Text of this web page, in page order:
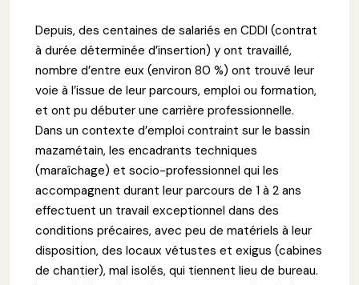
Depuis, des centaines de salariés en CDDI (contrat
à durée déterminée d’insertion) y ont travaillé,
nombre d’entre eux (environ 80 %) ont trouvé leur
voie à l’issue de leur parcours, emploi ou formation,
et ont pu débuter une carrière professionnelle.
Dans un contexte d’emploi contraint sur le bassin
mazamétain, les encadrants techniques
(maraîchage) et socio-professionnel qui les
accompagnent durant leur parcours de 1 à 2 ans
effectuent un travail exceptionnel dans des
conditions précaires, avec peu de matériels à leur
disposition, des locaux vétustes et exigus (cabines
de chantier), mal isolés, qui tiennent lieu de bureau.